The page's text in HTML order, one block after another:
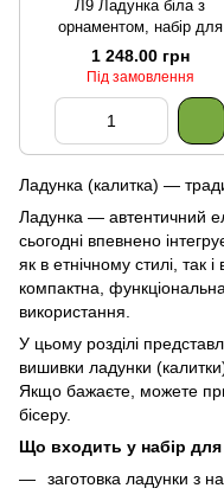
Л9 Ладунка біла з
орнаментом, набір для
вишивки бісером
1 248.00 грн
Під замовлення
Ладунка (калитка) —
Ладунка — автентичний
сьогодні впевнено
як в етнічному стилі, так
компактна,
використання.
У цьому розділі
вишивки ладунки
Якщо бажаєте, можете
бісеру.
Що входить у набір
заготовка ладунки з